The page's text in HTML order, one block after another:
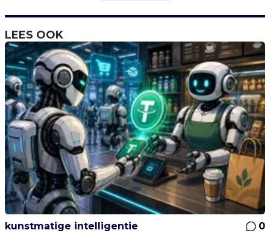
LEES OOK
kunstmatige intelligentie
0